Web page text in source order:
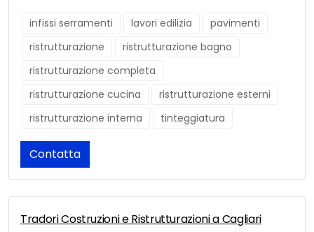
infissi serramenti lavori edilizia
pavimenti
ristrutturazione
ristrutturazione bagno
ristrutturazione completa
ristrutturazione cucina
ristrutturazione esterni
ristrutturazione interna
tinteggiatura
Contatta
Tradori Costruzioni e Ristrutturazioni a Cagliari